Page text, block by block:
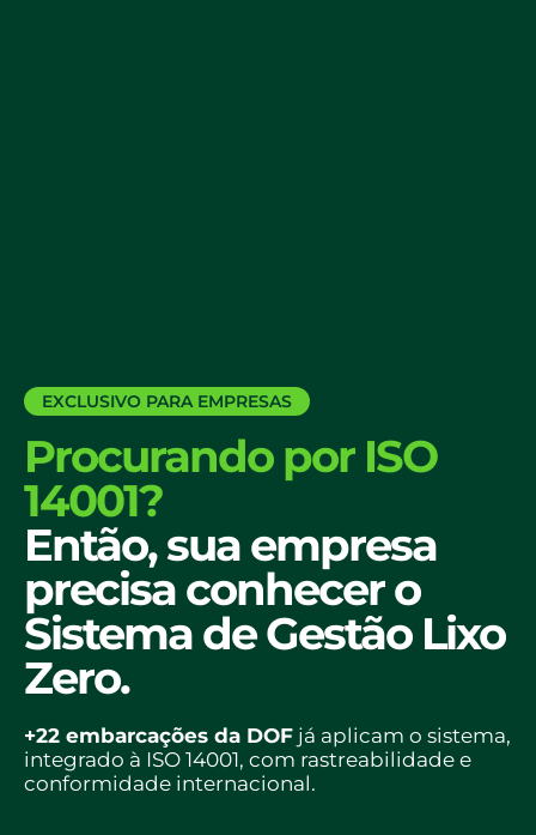
EXCLUSIVO PARA EMPRESAS
Procurando por ISO
14001?
Então, sua empresa
precisa conhecer o
Sistema de Gestão Lixo
Zero.
+22 embarcações da DOF já aplicam o sistema,
integrado à ISO 14001, com rastreabilidade e
conformidade internacional.